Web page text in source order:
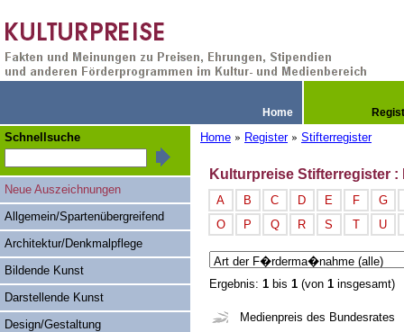
Home
Home » Register » Stifterregister
Kulturpreise Stifterregister
A B C D E F
G
O
P Q R S T U
Ergebnis: 1 bis 1 (von 1 insgesamt)
Medienpreis des Bundesrates
Schnellsuche
Neue Auszeichnungen
Allgemein/Spartenübergreifend
Architektur/Denkmalpflege
Bildende Kunst
Darstellende Kunst
Design/Gestaltung